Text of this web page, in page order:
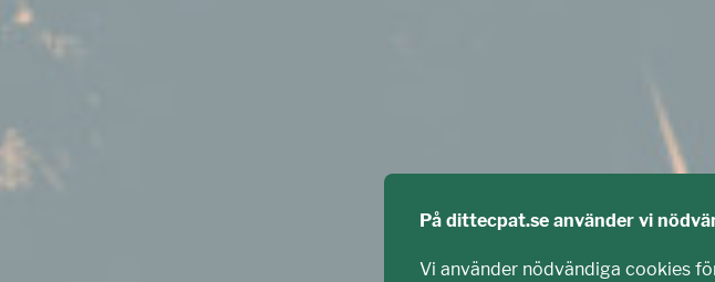
På dittecpat.se använder vi
Vi använder nödvändiga cookies